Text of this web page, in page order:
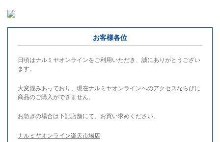
お客様各位
日頃はナルミヤオンラインをご利用いただき、誠にありがとうござい
ます。
大変混みあっており、現在ナルミヤオンラインへのアクセスならびに
商品のご購入ができません。
お急ぎの場合は下記店舗にて、お買い求めください。
ナルミヤオンライン楽天市場店